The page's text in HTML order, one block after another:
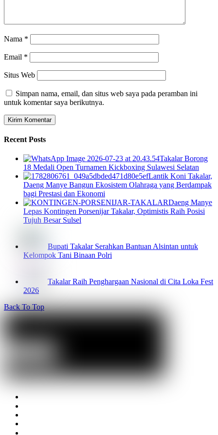
Nama *
Email *
Situs Web
Simpan nama, email, dan situs web saya pada peramban ini
untuk komentar saya berikutnya.
Recent Posts
Takalar Borong
18 Medali Open Turnamen Kickboxing Sulawesi Selatan
Lantik Koni Takalar,
Daeng Manye Bangun Ekosistem Olahraga yang Berdampak
bagi Prestasi dan Ekonomi
Daeng Manye
Lepas Kontingen Porsenijar Takalar, Optimistis Raih Posisi
Tujuh Besar Sulsel
Bupati Takalar Serahkan Bantuan Alsintan untuk
Kelompok Tani Binaan Polri
Takalar Raih Penghargaan Nasional di Cita Loka Fest
2026
Back To Top